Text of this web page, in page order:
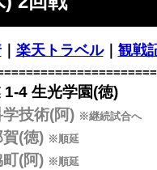
｜ 楽天トラベル｜ 観戦
4 生光学園(徳)
技術(阿) ※継続試合へ
(徳) ※順延
(阿) ※順延